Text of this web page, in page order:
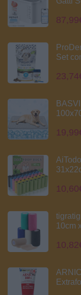
Ultra
Set
10cm